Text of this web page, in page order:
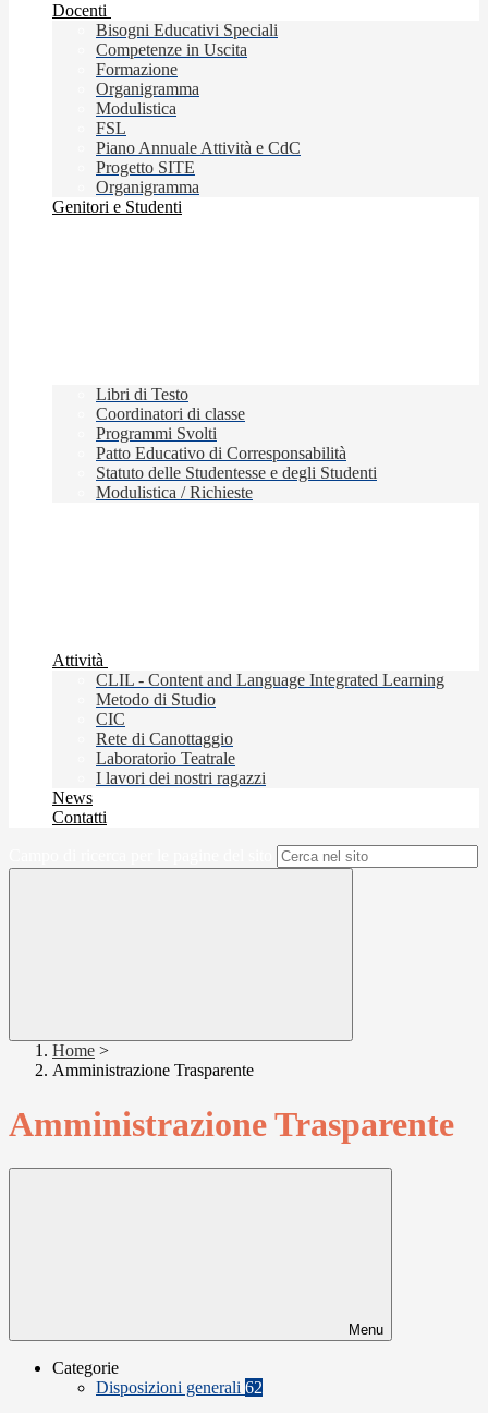
Docenti
Bisogni Educativi Speciali
Competenze in Uscita
Formazione
Organigramma
Modulistica
FSL
Piano Annuale Attività e CdC
Progetto SITE
Organigramma
Genitori e Studenti
Libri di Testo
Coordinatori di classe
Programmi Svolti
Patto Educativo di Corresponsabilità
Statuto delle Studentesse e degli Studenti
Modulistica / Richieste
Attività
CLIL - Content and Language Integrated Learning
Metodo di Studio
CIC
Rete di Canottaggio
Laboratorio Teatrale
I lavori dei nostri ragazzi
News
Contatti
Home >
Amministrazione Trasparente
Amministrazione Trasparente
Menu
Categorie
Disposizioni generali 62